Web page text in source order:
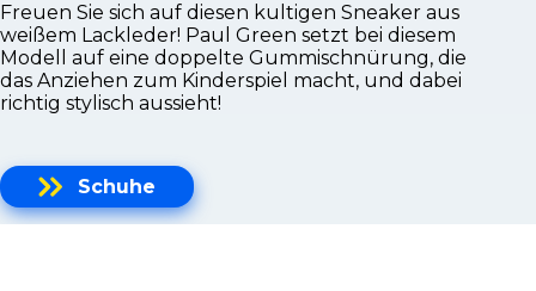
Freuen Sie sich auf diesen kultigen Sneaker aus
weißem Lackleder! Paul Green setzt bei diesem
Modell auf eine doppelte Gummischnürung, die
das Anziehen zum Kinderspiel macht, und dabei
richtig stylisch aussieht!
Schuhe